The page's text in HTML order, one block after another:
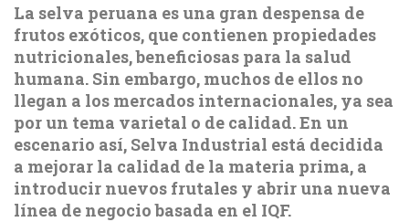
La selva peruana es una gran despensa de
frutos exóticos, que contienen propiedades
nutricionales, beneficiosas para la salud
humana. Sin embargo, muchos de ellos no
llegan a los mercados internacionales, ya sea
por un tema varietal o de calidad. En un
escenario así, Selva Industrial está decidida
a mejorar la calidad de la materia prima, a
introducir nuevos frutales y abrir una nueva
línea de negocio basada en el IQF.